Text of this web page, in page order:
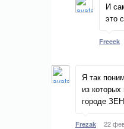
И
это
Freeek
Я так
из
городе
Frezak 22